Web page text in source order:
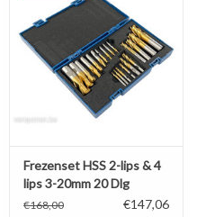
Frezenset HSS 2-lips & 4
lips 3-20mm 20 Dlg
€168,00 €147,06